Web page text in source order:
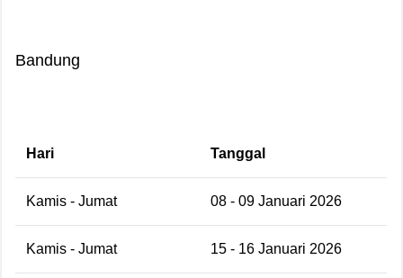
Bandung
Hari Tanggal
Kamis - Jumat 08 - 09 Januari 2026
Kamis - Jumat 15 - 16 Januari 2026